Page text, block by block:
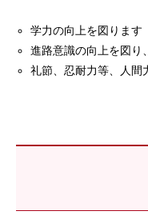
学力の向上を図ります
進路意識の向上を図り
礼節、忍耐力等、人間